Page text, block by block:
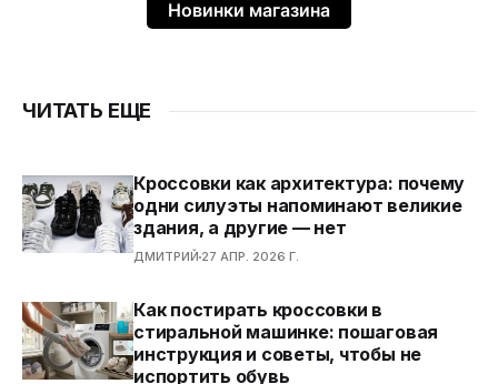
Новинки магазина
ЧИТАТЬ ЕЩЕ
Кроссовки как архитектура: почему
одни силуэты напоминают великие
здания, а другие — нет
ДМИТРИЙ 27 АПР. 2026 Г.
Как постирать кроссовки в
стиральной машинке: пошаговая
инструкция и советы, чтобы не
испортить обувь